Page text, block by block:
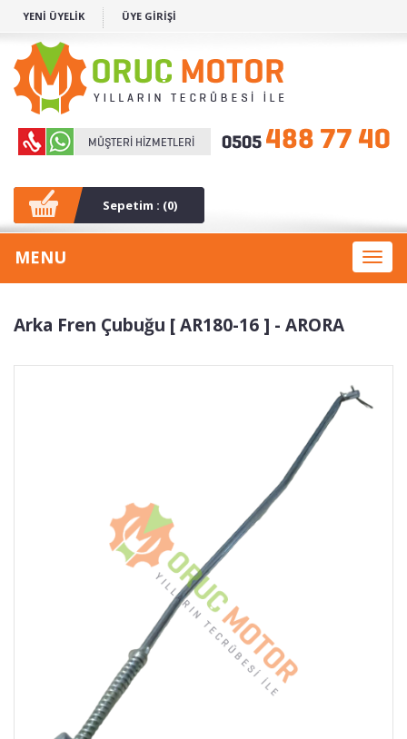
YENİ ÜYELİK ÜYE GİRİŞİ
Sepetim : (0)
Toggle
MENU
Arka Fren Çubuğu [ AR180-16 ] - ARORA